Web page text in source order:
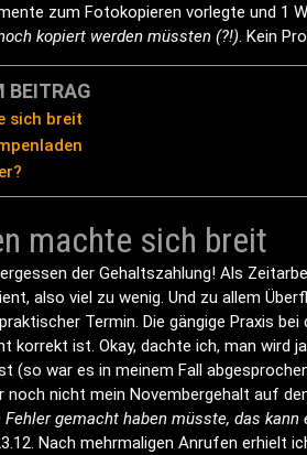
zum Fotokopieren vorlegte und 1
kopiert werden müssten (?!). Kein
BEITRAG
sich breit
machte sich breit
der Gehaltszahlung! Als
also viel zu wenig. Und zu allem
Termin. Die gängige Praxis
korrekt ist. Okay, dachte ich, man wird
(so war es in meinem Fall
noch nicht mein Novembergehalt auf
Fehler gemacht haben müsste, das
Nach mehrmaligen Anrufen erhielt